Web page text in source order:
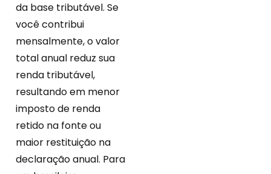
da base tributável. Se
você contribui
mensalmente, o valor
total anual reduz sua
renda tributável,
resultando em menor
imposto de renda
retido na fonte ou
maior restituição na
declaração anual. Para